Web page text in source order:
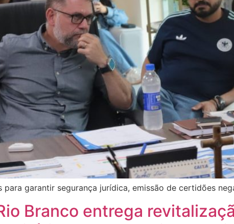
para garantir segurança jurídica, emissão de certidões
Branco entrega